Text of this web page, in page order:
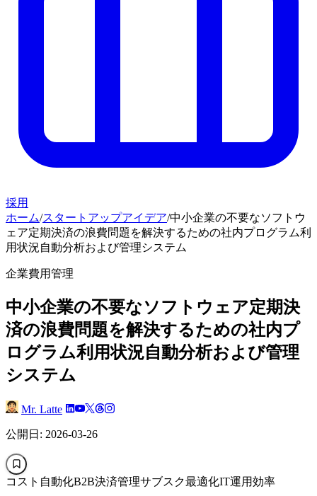
採用
ホーム/スタートアップアイデア/中小企業の不要なソフトウ
ェア定期決済の浪費問題を解決するための社内プログラム利
用状況自動分析および管理システム
企業費用管理
中小企業の不要なソフトウェア定期決
済の浪費問題を解決するための社内プ
ログラム利用状況自動分析および管理
システム
Mr. Latte
公開日: 2026-03-26
コスト自動化B2B決済管理サブスク最適化IT運用効率